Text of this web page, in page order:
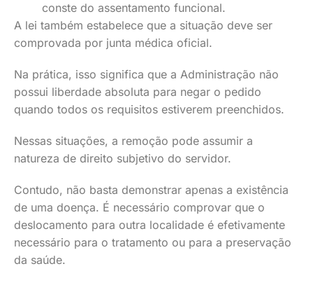
conste do assentamento funcional.
A lei também estabelece que a situação deve ser
comprovada por junta médica oficial.
Na prática, isso significa que a Administração não
possui liberdade absoluta para negar o pedido
quando todos os requisitos estiverem preenchidos.
Nessas situações, a remoção pode assumir a
natureza de direito subjetivo do servidor.
Contudo, não basta demonstrar apenas a existência
de uma doença. É necessário comprovar que o
deslocamento para outra localidade é efetivamente
necessário para o tratamento ou para a preservação
da saúde.